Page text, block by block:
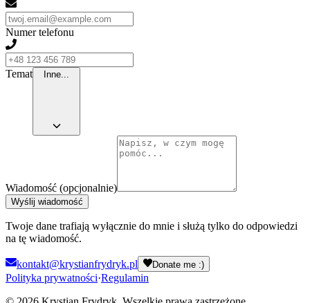
Numer telefonu
Temat Inne...
Wiadomość (opcjonalnie)
Wyślij wiadomość
Twoje dane trafiają wyłącznie do mnie i służą tylko do odpowiedzi
na tę wiadomość.
kontakt@krystianfrydryk.pl Donate me :)
Polityka prywatności·Regulamin